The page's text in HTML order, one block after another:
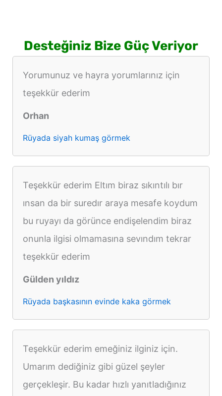
Desteğiniz Bize Güç Veriyor
Yorumunuz ve hayra yorumlarınız için
teşekkür ederim
Orhan
Rüyada siyah kumaş görmek
Teşekkür ederim Eltım biraz sıkıntılı bır
ınsan da bir suredır araya mesafe koydum
bu ruyayı da görünce endişelendim biraz
onunla ilgisi olmamasına sevındım tekrar
teşekkür ederim
Gülden yıldız
Rüyada başkasının evinde kaka görmek
Teşekkür ederim emeğiniz ilginiz için.
Umarım dediğiniz gibi güzel şeyler
gerçekleşir. Bu kadar hızlı yanıtladığınız